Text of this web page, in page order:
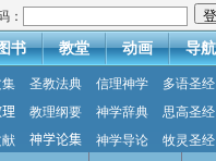
：
书 教堂 动画 导航
圣教法典 信理神学
多语圣经
教理纲要 神学辞典
思高圣经
神学论集 神学导论 牧灵圣经